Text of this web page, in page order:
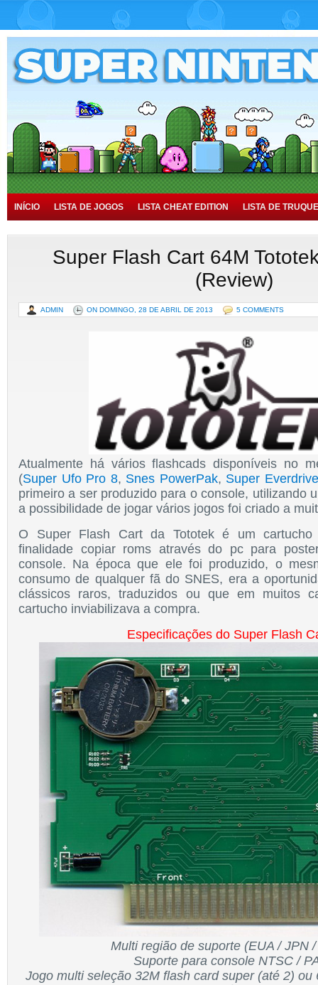
INÍCIO LISTA DE JOGOS LISTA CHEAT EDITION LISTA DE
TUTORIAIS HISTÓRIA
Super Flash Cart 64M
(Review)
ADMIN ON DOMINGO, 28 DE ABRIL DE 2013 5 COMMENTS
Atualmente hávários flashcads disponíveis no m
(Super Ufo Pro 8, Snes PowerPak, Super Everdrive
primeiro a ser produzido para o console, utilizando
a possibilidade de jogar vários jogos foi criado a
O Super Flash Cart da Tototek é um cartucho
finalidade copiar roms através do pc para
console. Na época que ele foi produzido, o
consumo de qualquer fã do SNES, era a
clássicos raros, traduzidos ou que em muitos
cartucho inviabilizava a compra.
Especificações do Super Flash
Multi região de suporte (EUA / JPN
Suporte para console NTSC /
Jogo multi seleção 32M flash card super (até 2) ou